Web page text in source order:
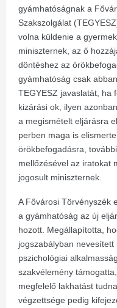
gyámhatóságnak a
Szakszolgálat
volna küldenie a
miniszternek, az ő
döntéshez az
gyámhatóság csak
TEGYESZ javaslatát, ha
kizárási ok, ilyen
a megismételt eljárásra
perben maga is
örökbefogadásra,
mellőzésével az iratokat
jogosult miniszternek.
A Fővárosi Törvényszék
a gyámhatóság az új
hozott. Megállapította,
jogszabályban
pszichológiai
szakvélemény
megfelelő lakhatást
végzettsége pedig